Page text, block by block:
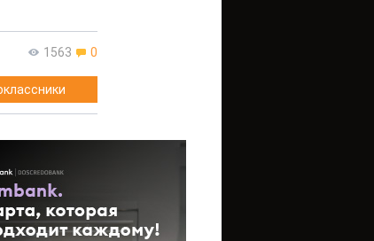
1563 0